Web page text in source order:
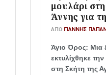
μουλάρι
Άννης για
ΑΠΌ ΓΙΆΝΝΗΣ
Άγιο Όρος: Μια
εκτυλίχθηκε
στη Σκήτη της